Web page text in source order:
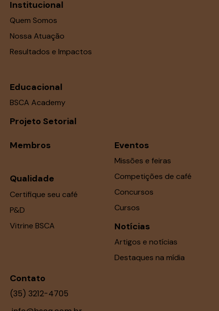
Institucional
Quem Somos
Nossa Atuação
Resultados e Impactos
Educacional
BSCA Academy
Projeto Setorial
Membros
Qualidade
Certifique seu café
P&D
Vitrine BSCA
Eventos
Missões e feiras
Competições de café
Concursos
Cursos
Notícias
Artigos e notícias
Destaques na mídia
Contato
(35) 3212-4705